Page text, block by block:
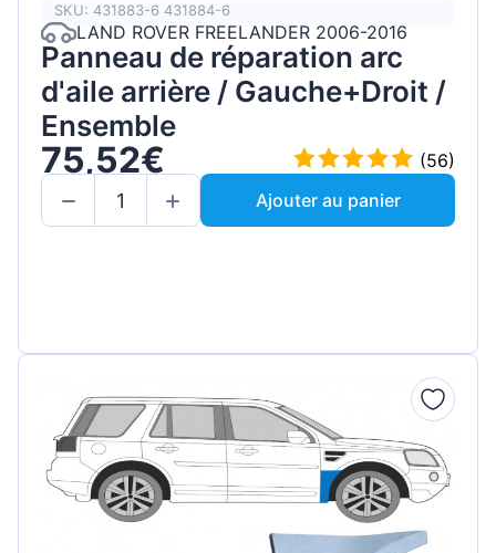
SKU: 431883-6 431884-6
LAND ROVER FREELANDER 2006-2016
Panneau de réparation arc
d'aile arrière / Gauche+Droit /
Ensemble
75,52€
(56)
Ajouter au panier